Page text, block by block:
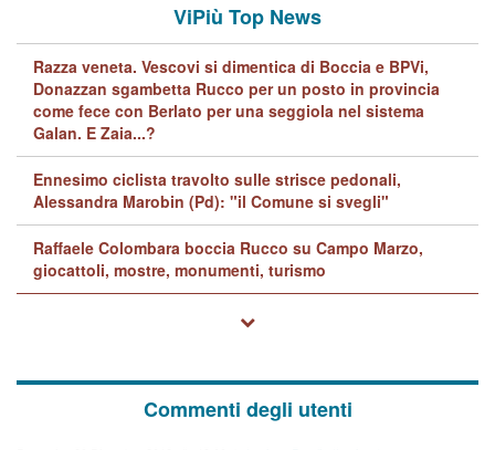
ViPiù Top News
Razza veneta. Vescovi si dimentica di Boccia e BPVi,
Donazzan sgambetta Rucco per un posto in provincia
come fece con Berlato per una seggiola nel sistema
Galan. E Zaia...?
Ennesimo ciclista travolto sulle strisce pedonali,
Alessandra Marobin (Pd): "il Comune si svegli"
Raffaele Colombara boccia Rucco su Campo Marzo,
giocattoli, mostre, monumenti, turismo
Commenti degli utenti